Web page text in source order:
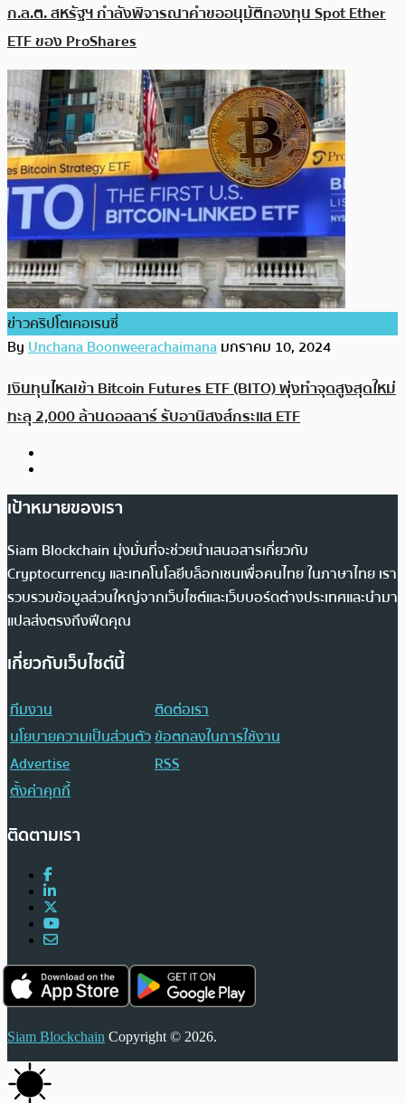
ก.ล.ต. สหรัฐฯ กำลังพิจารณาคำขออนุมัติกองทุน Spot Ether
ETF ของ ProShares
ข่าวคริปโตเคอเรนซี่
ByUnchana Boonweerachaimanaมกราคม 10, 2024
เงินทุนไหลเข้า Bitcoin Futures ETF (BITO) พุ่งทำจุดสูงสุดใหม่
ทะลุ 2,000 ล้านดอลลาร์ รับอานิสงส์กระแส ETF
เป้าหมายของเรา
Siam Blockchain มุ่งมั่นที่จะช่วยนำเสนอสารเกี่ยวกับ
Cryptocurrency และเทคโนโลยีบล็อกเชนเพื่อคนไทย ในภาษาไทย เรา
รวบรวมข้อมูลส่วนใหญ่จากเว็บไซต์และเว็บบอร์ดต่างประเทศและนำมา
แปลส่งตรงถึงฟีดคุณ
เกี่ยวกับเว็บไซต์นี้
ทีมงาน
ติดต่อเรา
นโยบายความเป็นส่วนตัวข้อตกลงในการใช้งาน
Advertise
RSS
ตั้งค่าคุกกี้
ติดตามเรา
Siam Blockchain Copyright © 2026.